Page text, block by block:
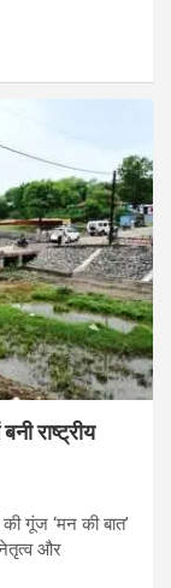
राष्ट्रीय
गूंज ‘मन की बात’
और